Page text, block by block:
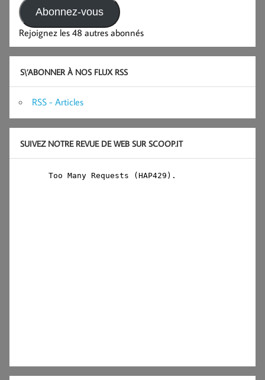
Abonnez-vous
Rejoignez les 48 autres abonnés
S\’ABONNER À NOS FLUX RSS
RSS - Articles
SUIVEZ NOTRE REVUE DE WEB SUR SCOOP.IT